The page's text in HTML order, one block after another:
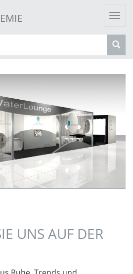
UNS AUF DER